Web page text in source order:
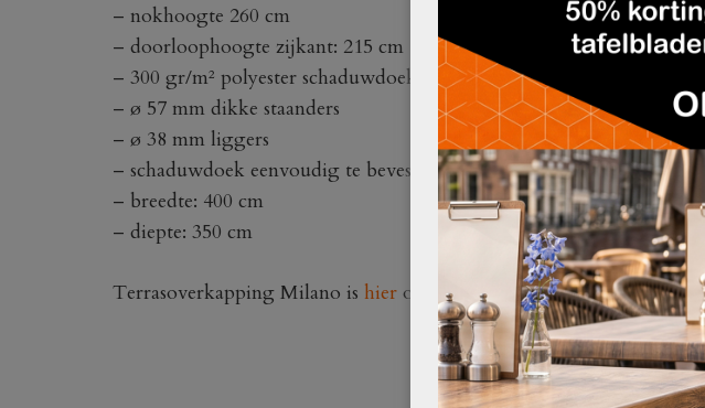
– nokhoogte 260 cm
– doorloophoogte zijkant: 215 cm
– 300 gr/m² polyester schaduwdoek met PU coating
– ø 57 mm dikke staanders
– ø 38 mm liggers
– schaduwdoek eenvoudig te bevestigen aan frame met de
– breedte: 400 cm
– diepte: 350 cm
Terrasoverkapping Milano is hier ook verkrijgbaar in het zwart